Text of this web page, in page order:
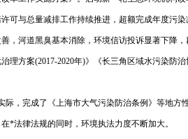
可与总量减排工作持续推进，超额完成年度
，河道黑臭基本消除，环境信访投诉显著下
方案(2017-2020年)》《长三角区域水污染防
，完成了《上海市大气污染防治条例》等地
*法律法规的同时，环境执法力度不断加大。